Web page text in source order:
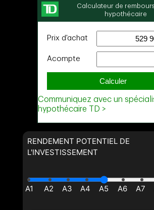
RENDEMENT POTENTIEL DE
L'INVESTISSEMENT